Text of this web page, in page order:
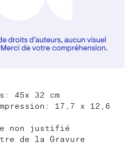
45x 32 cm
17,7 x 12,6
non justifié
de la Gravure